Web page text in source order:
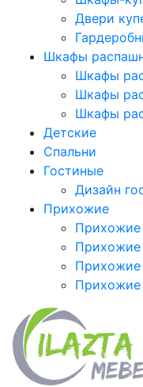
Двери
Шкафы
Шкафы
Шкафы
Шкафы
Детские
Спальни
Гостиные
Дизайн
Прихожие
Прихожие
Прихожие
Прихожие